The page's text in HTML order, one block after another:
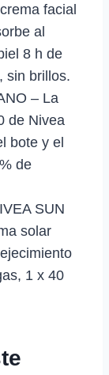
facial
al
8 h de
sin brillos.
– La
de Nivea
bote y el
de
SUN
solar
1 x 40